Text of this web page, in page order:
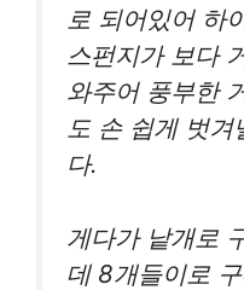
로 되어있어 하
스펀지가 보다
와주어 풍부한
도 손 쉽게 벗겨
다.
게다가 낱개로
데 8개들이로